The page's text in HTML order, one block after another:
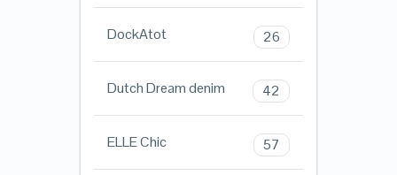
DockAtot 26
Dutch Dream denim 42
ELLE Chic 57